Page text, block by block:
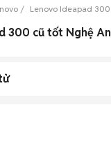
Lenovo Ideapad 300
300 cũ tốt Nghệ An